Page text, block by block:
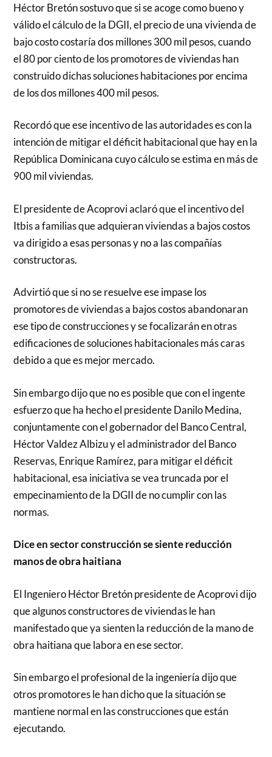
Héctor Bretón sostuvo que si se acoge como bueno y
válido el cálculo de la DGII, el precio de una vivienda de
bajo costo costaría dos millones 300 mil pesos, cuando
el 80 por ciento de los promotores de viviendas han
construido dichas soluciones habitaciones por encima
de los dos millones 400 mil pesos.
Recordó que ese incentivo de las autoridades es con la
intención de mitigar el déficit habitacional que hay en la
República Dominicana cuyo cálculo se estima en más de
900 mil viviendas.
El presidente de Acoprovi aclaró que el incentivo del
Itbis a familias que adquieran viviendas a bajos costos
va dirigido a esas personas y no a las compañías
constructoras.
Advirtió que si no se resuelve ese impase los
promotores de viviendas a bajos costos abandonaran
ese tipo de construcciones y se focalizarán en otras
edificaciones de soluciones habitacionales más caras
debido a que es mejor mercado.
Sin embargo dijo que no es posible que con el ingente
esfuerzo que ha hecho el presidente Danilo Medina,
conjuntamente con el gobernador del Banco Central,
Héctor Valdez Albizu y el administrador del Banco
Reservas, Enrique Ramírez, para mitigar el déficit
habitacional, esa iniciativa se vea truncada por el
empecinamiento de la DGII de no cumplir con las
normas.
Dice en sector construcción se siente reducción
manos de obra haitiana
El Ingeniero Héctor Bretón presidente de Acoprovi dijo
que algunos constructores de viviendas le han
manifestado que ya sienten la reducción de la mano de
obra haitiana que labora en ese sector.
Sin embargo el profesional de la ingeniería dijo que
otros promotores le han dicho que la situación se
mantiene normal en las construcciones que están
ejecutando.